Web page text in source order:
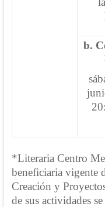
b.
*Literaria Centro
beneficiaria vigente
Creación y
de sus actividades